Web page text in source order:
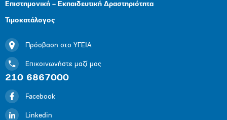
Επιστημονική – Εκπαιδευτική Δραστηριότητα
Τιμοκατάλογος
Πρόσβαση στο ΥΓΕΙΑ
Επικοινωνήστε μαζί μας
210 6867000
Facebook
Linkedin